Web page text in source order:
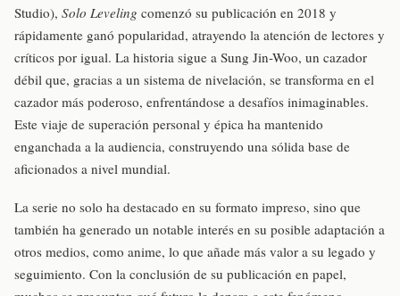
Studio), Solo Leveling comenzó su publicación en 2018 y
rápidamente ganó popularidad, atrayendo la atención de lectores y
críticos por igual. La historia sigue a Sung Jin-Woo, un cazador
débil que, gracias a un sistema de nivelación, se transforma en el
cazador más poderoso, enfrentándose a desafíos inimaginables.
Este viaje de superación personal y épica ha mantenido
enganchada a la audiencia, construyendo una sólida base de
aficionados a nivel mundial.
La serie no solo ha destacado en su formato impreso, sino que
también ha generado un notable interés en su posible adaptación a
otros medios, como anime, lo que añade más valor a su legado y
seguimiento. Con la conclusión de su publicación en papel,